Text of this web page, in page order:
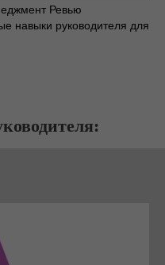
Ревью
навыки руководителя для